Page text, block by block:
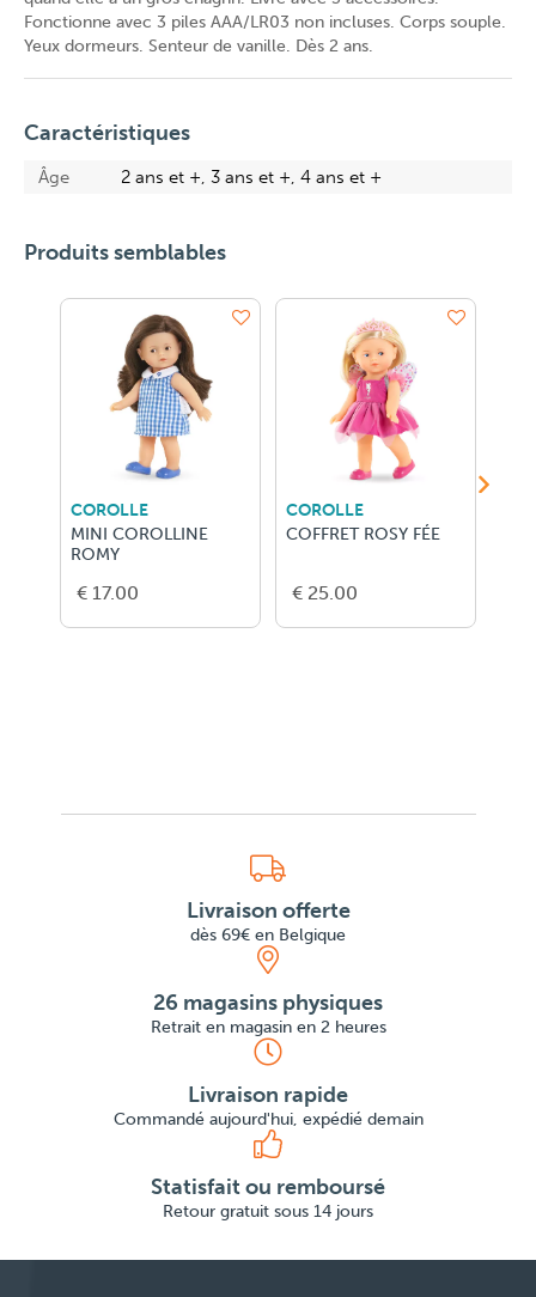
Fonctionne avec 3 piles AAA/LR03 non incluses. Corps souple.
Yeux dormeurs. Senteur de vanille. Dès 2 ans.
Caractéristiques
Âge 2 ans et +, 3 ans et +, 4 ans et +
Produits semblables
COROLLE
MINI COROLLINE
ROMY
€ 17.00
COROLLE
COFFRET ROSY FÉE
€ 25.00
Livraison offerte
dès 69€ en Belgique
26 magasins physiques
Retrait en magasin en 2 heures
Livraison rapide
Commandé aujourd'hui, expédié demain
Statisfait ou remboursé
Retour gratuit sous 14 jours